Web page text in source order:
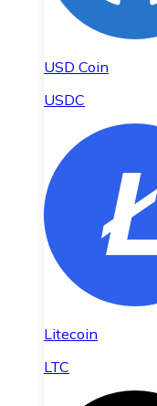
USD Coin
USDC
Litecoin
LTC